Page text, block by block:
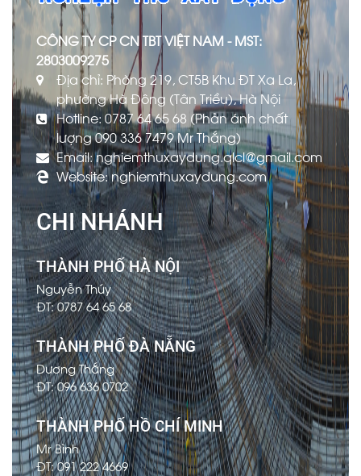
CÔNG TY CP CN TBT VIỆT NAM - MST:
2803009275
Địa chỉ: Phòng 219, CT5B Khu ĐT Xa La,
phường Hà Đông (Tân Triều), Hà Nội
Hotline: 0787 64 65 68 (Phản ánh chất
lượng 090 336 7479 Mr Thắng)
Email: nghiemthuxaydung.qlcl@gmail.com
Website: nghiemthuxaydung.com
CHI NHÁNH
THÀNH PHỐ HÀ NỘI
Nguyễn Thúy
ĐT: 0787 64 65 68
THÀNH PHỐ ĐÀ NẴNG
Dương Thắng
ĐT: 096 636 0702
THÀNH PHỐ HỒ CHÍ MINH
Mr Bình
ĐT: 091 222 4669